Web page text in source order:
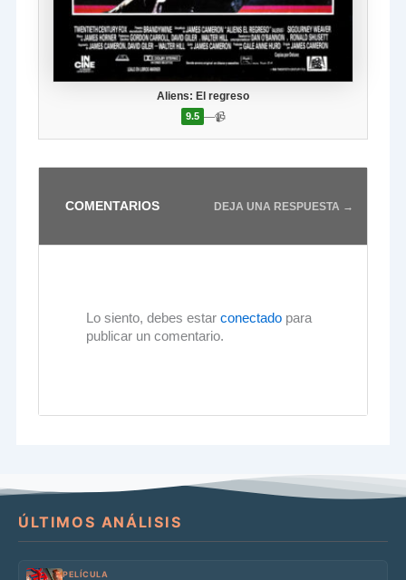
Aliens: El regreso
9.5 —📹
COMENTARIOS DEJA UNA RESPUESTA →
Lo siento, debes estar conectadopara
publicar un comentario.
ÚLTIMOS ANÁLISIS
PELÍCULA